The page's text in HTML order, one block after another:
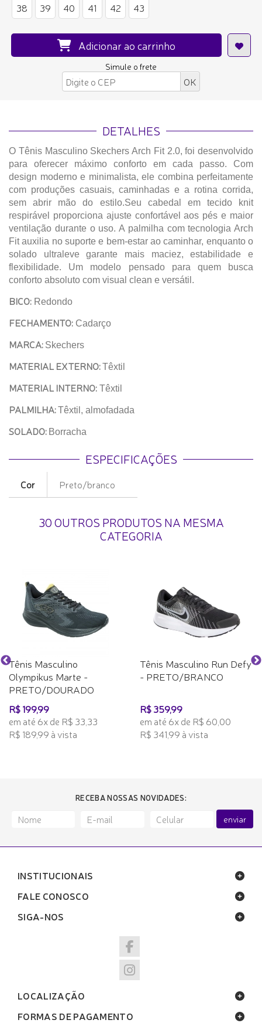
38
39 40 41 42 43
Adicionar ao carrinho
Simule o frete
DETALHES
O Tênis Masculino Skechers Arch Fit 2.0, foi desenvolvido
para oferecer máximo conforto em cada passo. Com
design moderno e minimalista, ele combina perfeitamente
com produções casuais, caminhadas e a rotina corrida,
sem abrir mão do estilo.Seu cabedal em tecido knit
respirável proporciona ajuste confortável aos pés e maior
ventilação durante o uso. A palmilha com tecnologia Arch
Fit auxilia no suporte e bem-estar ao caminhar, enquanto o
solado ultraleve garante mais maciez, estabilidade e
flexibilidade. Um modelo pensado para quem busca
conforto absoluto com visual clean e versátil.
BICO: Redondo
FECHAMENTO: Cadarço
MARCA: Skechers
MATERIAL EXTERNO:Têxtil
MATERIAL INTERNO: Têxtil
PALMILHA:Têxtil, almofadada
SOLADO: Borracha
ESPECIFICAÇÕES
Cor Preto/branco
30 OUTROS PRODUTOS NA MESMA
CATEGORIA
Tênis Masculino
Olympikus Marte -
PRETO/DOURADO
R$ 199,99
em até 6x de R$ 33,33
R$ 189,99 à vista
Tênis Masculino Run Defy
- PRETO/BRANCO
R$ 359,99
em até 6x de R$ 60,00
R$ 341,99 à vista
RECEBA NOSSAS NOVIDADES:
enviar
INSTITUCIONAIS
FALE CONOSCO
SIGA-NOS
LOCALIZAÇÃO
FORMAS DE PAGAMENTO